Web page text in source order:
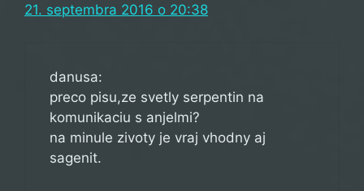
21. septembra 2016 o 20:38
danusa:
preco pisu,ze svetly serpentin na
komunikaciu s anjelmi?
na minule zivoty je vraj vhodny aj
sagenit.